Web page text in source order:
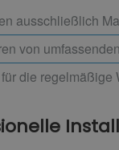
ausschließlich
von
die regelmäßige